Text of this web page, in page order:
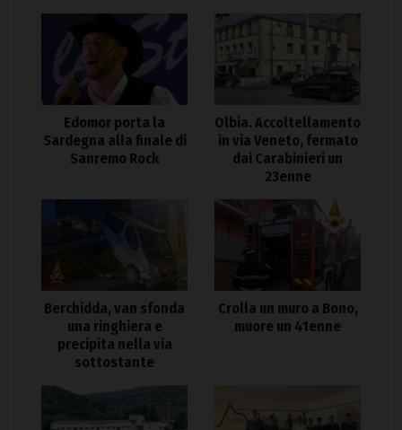
Edomor porta la
Sardegna alla finale di
Sanremo Rock
Olbia. Accoltellamento
in via Veneto, fermato
dai Carabinieri un
23enne
Berchidda, van sfonda
una ringhiera e
precipita nella via
sottostante
Crolla un muro a Bono,
muore un 41enne